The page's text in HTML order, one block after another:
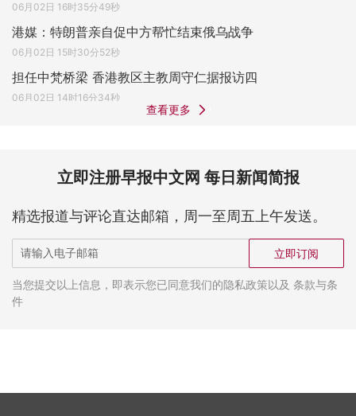
06月02日 16时35分49秒
港媒：特朗普亲自促中方帮忙结束俄乌战争
06月02日 15时30分52秒
担任中梵桥梁 香港教区主教周守仁据报访四
06月02日 14时16分34秒
查看更多
立即注册早报中文网 每日新闻简报
精选报道与评论直达邮箱，周一至周五上午发送。
立即订阅
当您提交以上信息，即表示您已同意我们的隐私政策以及 条款与条
件